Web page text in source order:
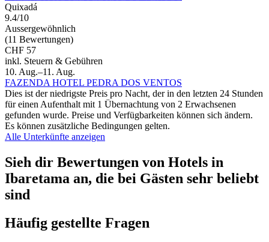
Quixadá
9.4/10
Aussergewöhnlich
(11 Bewertungen)
CHF 57
inkl. Steuern & Gebühren
10. Aug.–11. Aug.
FAZENDA HOTEL PEDRA DOS VENTOS
Dies ist der niedrigste Preis pro Nacht, der in den letzten 24 Stunden
für einen Aufenthalt mit 1 Übernachtung von 2 Erwachsenen
gefunden wurde. Preise und Verfügbarkeiten können sich ändern.
Es können zusätzliche Bedingungen gelten.
Alle Unterkünfte anzeigen
Sieh dir Bewertungen von Hotels in
Ibaretama an, die bei Gästen sehr beliebt
sind
Häufig gestellte Fragen